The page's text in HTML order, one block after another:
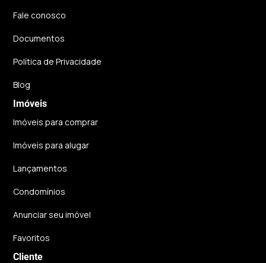
Fale conosco
Documentos
Política de Privacidade
Blog
Imóveis
Imóveis para comprar
Imóveis para alugar
Lançamentos
Condomínios
Anunciar seu imóvel
Favoritos
Cliente